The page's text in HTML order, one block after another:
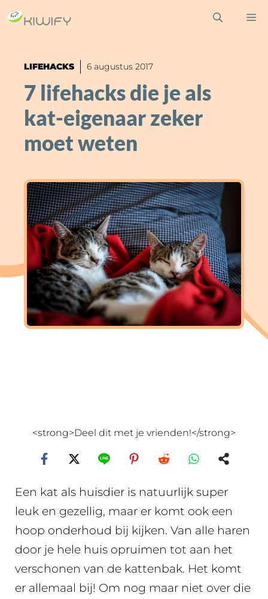
Ga
naar
inhoudLIFEHACKS 6 augustus 2017
7 lifehacks die je als
kat-eigenaar zeker
moet weten
<strong>Deel dit met je vrienden!</strong>
Een kat als huisdier is natuurlijk super
leuk en gezellig, maar er komt ook een
hoop onderhoud bij kijken. Van alle haren
door je hele huis opruimen tot aan het
verschonen van de kattenbak. Het komt
er allemaal bij! Om nog maar niet over die